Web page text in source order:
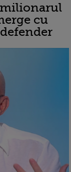
cu